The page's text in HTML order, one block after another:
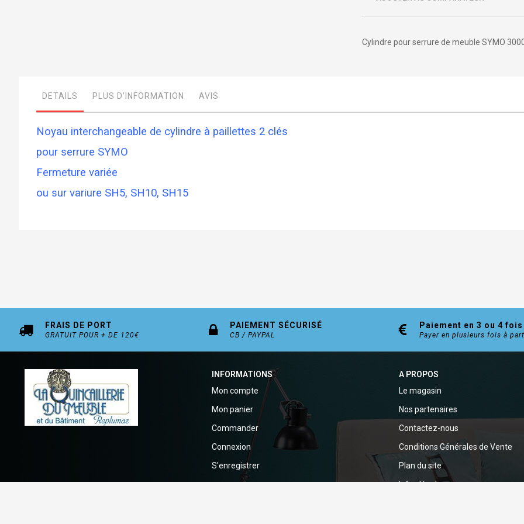
images
Cylindre pour serrure de meuble SYMO
DETAILS
Noyau interchangeable de cylindre à paillettes 2 clés
pour serrure SYMO
Fermeture variée
ou sur variure SH5, SH10, SH15
PLUS D’INFORMATION AVIS
FRAIS DE PORT
GRATUIT POUR + DE 120€
PAIEMENT SÉCURISÉ
CB / PAYPAL
Paiement en 3 ou 4 fois
Payer en plusieurs fois à
INFORMATIONS
Mon compte
Mon panier
Commander
Connexion
S'enregistrer
A PROPOS
Le magasin
Nos partenaires
Contactez-nous
Conditions Générales de Vente
Plan du site
Infos légales